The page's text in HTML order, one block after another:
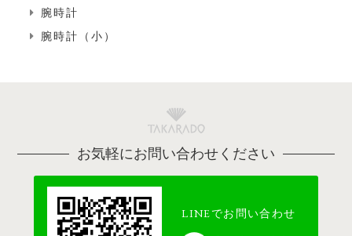
腕時計
腕時計（小）
お気軽にお問い合わせください
LINEでお問い合わせ